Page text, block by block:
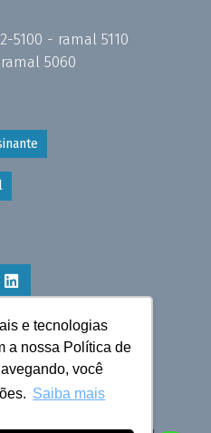
e tecnologias
a nossa Política de
você
Saiba mais
5100 - ramal 5110
5060